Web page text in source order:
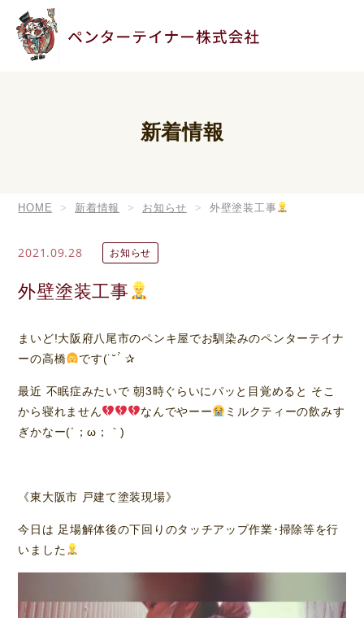
新着情報
HOME 新着情報 お知らせ 外壁塗装工事
2021.09.28 お知らせ
外壁塗装工事
まいど!大阪府八尾市のペンキ屋でお馴染みのペンターテイナ
ーの高橋
です(˙˘˙̀ ✰
最近 不眠症みたいで 朝3時ぐらいにパッと目覚めると そこ
から寝れません
なんでやーー
ミルクティーの飲みす
ぎかなー(´；ω；｀)
《東大阪市 戸建て塗装現場》
今日は 足場解体後の下回りのタッチアップ作業･掃除等を行
いました